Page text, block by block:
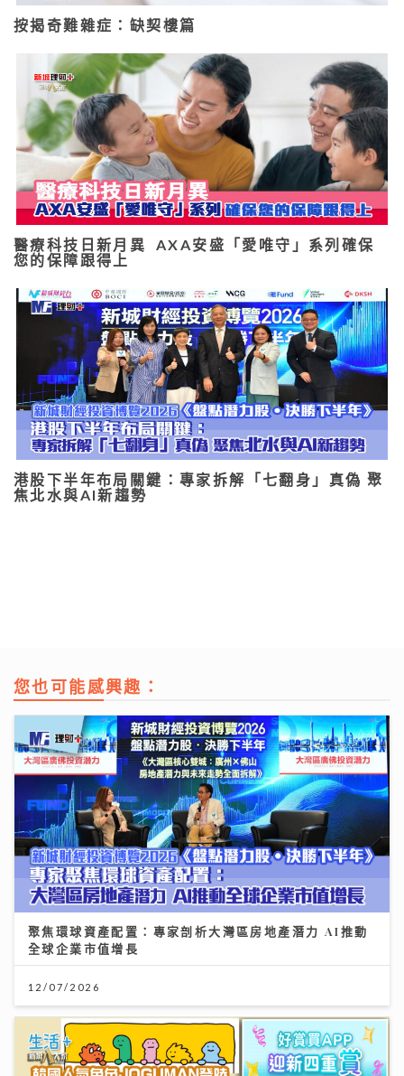
按揭奇難雜症：缺契樓篇
醫療科技日新月異 AXA安盛「愛唯守」系列確保
您的保障跟得上
港股下半年布局關鍵：專家拆解「七翻身」真偽 聚
焦北水與AI新趨勢
您也可能感興趣：
聚焦環球資產配置：專家剖析大灣區房地產潛力 AI推動
全球企業市值增長
12/07/2026